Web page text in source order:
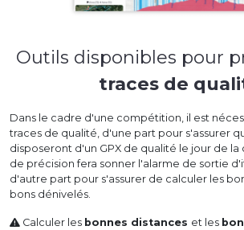
Outils disponibles pour
traces de
Dans le cadre d'une compétition, il est
traces de qualité, d'une part pour s'assurer
disposeront d'un GPX de qualité le jour de la
de précision fera sonner l'alarme de sortie
d'autre part pour s'assurer de calculer les
bons dénivelés.
Calculer les bonnes distances et les